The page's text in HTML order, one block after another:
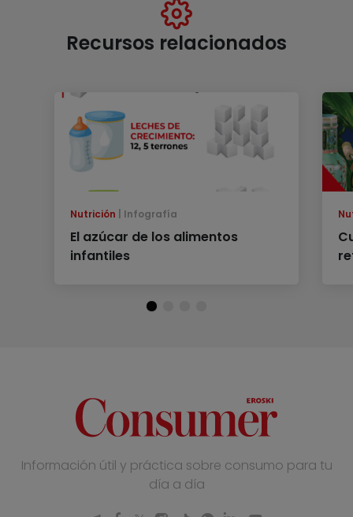
Recursos relacionados
Nutrición Infografía
El azúcar de los alimentos
infantiles
Información útil y práctica sobre consumo para tu
día a día